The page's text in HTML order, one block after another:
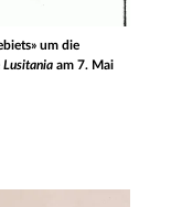
um die
Lusitania am 7. Mai